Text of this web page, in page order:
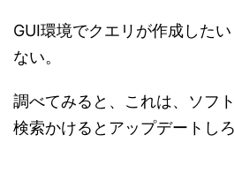
GUI環境でクエリが作成した
ない。
調べてみると、これは、ソフ
検索かけるとアップデートし